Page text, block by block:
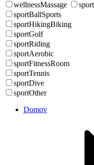
wellnessMassage
sportBallSports
sportHikingBiking
sportGolf
sportRiding
sportAerobic
sportFitnessRoom
sportTennis
sportDive
sportOther
Domov